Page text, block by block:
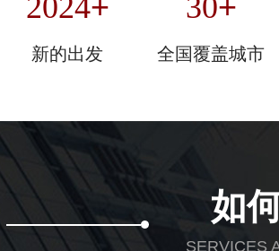
2024
新的出发
30
全国覆盖城市
如
SERVICES